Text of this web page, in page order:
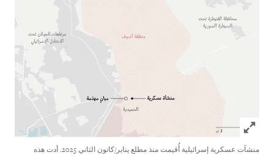
Click to expand Image
منشآت عسكرية إسرائيلية أُقيمت منذ مطلع يناير/كانون الثاني 2025. أدت هذه